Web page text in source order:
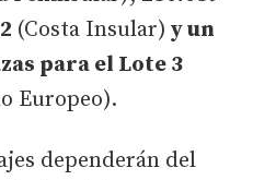
(Costa Insular) y un
para el Lote 3
Europeo).
dependerán del